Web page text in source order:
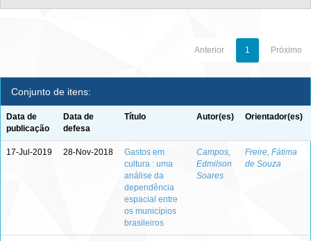
Anterior 1 Próximo
Conjunto de itens:
Data de
publicação
Data de
defesa
Título Autor(es) Orientador(es)
17-Jul-2019 28-Nov-2018
Gastos em
cultura : uma
análise da
dependência
espacial entre
os municípios
brasileiros
Campos,
Edmilson
Soares
Freire, Fátima
de Souza